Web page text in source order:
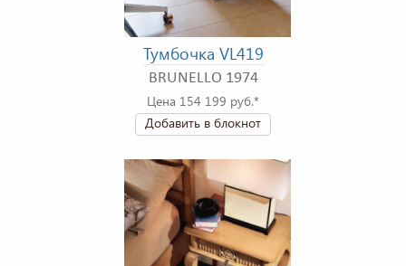
Тумбочка VL419
BRUNELLO 1974
Цена 154 199 руб.*
Добавить в блокнот